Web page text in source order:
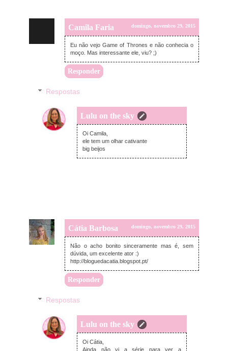
Camila Faria domingo, novembro 29, 2015
Eu não vejo Game of Thrones e não conhecia o
moço. Mas interessante ele, viu? ;)
Responder
Respostas
Lulu on the sky
segunda-feira, novembro 30, 2015
Oi Camila,
ele tem um olhar cativante
big beijos
Cátia Barbosa domingo, novembro 29, 2015
Não o acho bonito sinceramente mas é, sem
dúvida, um excelente ator :)
http://bloguedacatia.blogspot.pt/
Responder
Respostas
Lulu on the sky
segunda-feira, novembro 30, 2015
Oi Cátia,
Ainda não vi a série para ver a